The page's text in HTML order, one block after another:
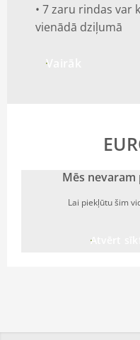
• 7 zaru rindas var
vienādā dziļumā
Vairāk
Mēs
Lai piekļūtu šim
Atvērt